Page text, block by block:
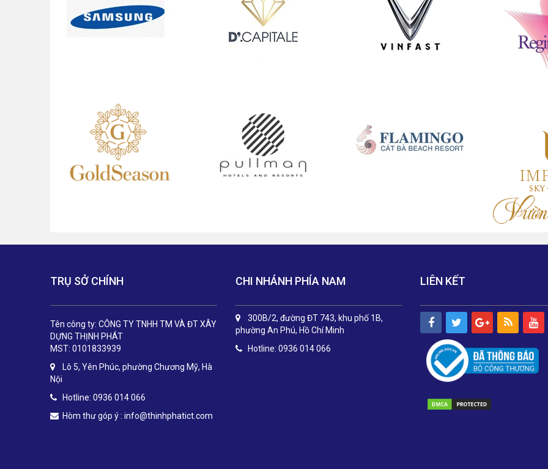
TRỤ SỞ CHÍNH
Tên công ty: CÔNG TY TNHH TM VÀ ĐT XÂY
DỰNG THỊNH PHÁT
MST: 0101833939
Lô 5, Yên Phúc, phường Chương Mỹ, Hà
Nội
Hotline: 0936 014 066
Hòm thư góp ý : info@thinhphatict.com
CHI NHÁNH PHÍA NAM
300B/2, đường ĐT 743, khu phố 1B,
phường An Phú, Hồ Chí Minh
Hotline: 0936 014 066
LIÊN KẾT